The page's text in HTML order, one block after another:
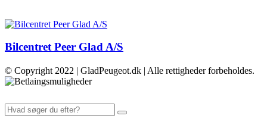
Bilcentret Peer Glad A/S
© Copyright 2022 | GladPeugeot.dk | Alle rettigheder forbeholdes.